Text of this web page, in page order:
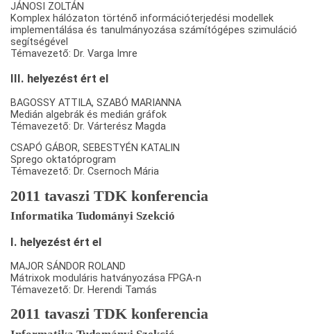
JÁNOSI ZOLTÁN
Komplex hálózaton történő információterjedési modellek
implementálása és tanulmányozása számítógépes szimuláció
segítségével
Témavezető: Dr. Varga Imre
III. helyezést ért el
BAGOSSY ATTILA, SZABÓ MARIANNA
Medián algebrák és medián gráfok
Témavezető: Dr. Várterész Magda
CSAPÓ GÁBOR, SEBESTYÉN KATALIN
Sprego oktatóprogram
Témavezető: Dr. Csernoch Mária
2011 tavaszi TDK konferencia
Informatika Tudományi Szekció
I. helyezést ért el
MAJOR SÁNDOR ROLAND
Mátrixok moduláris hatványozása FPGA-n
Témavezető: Dr. Herendi Tamás
2011 tavaszi TDK konferencia